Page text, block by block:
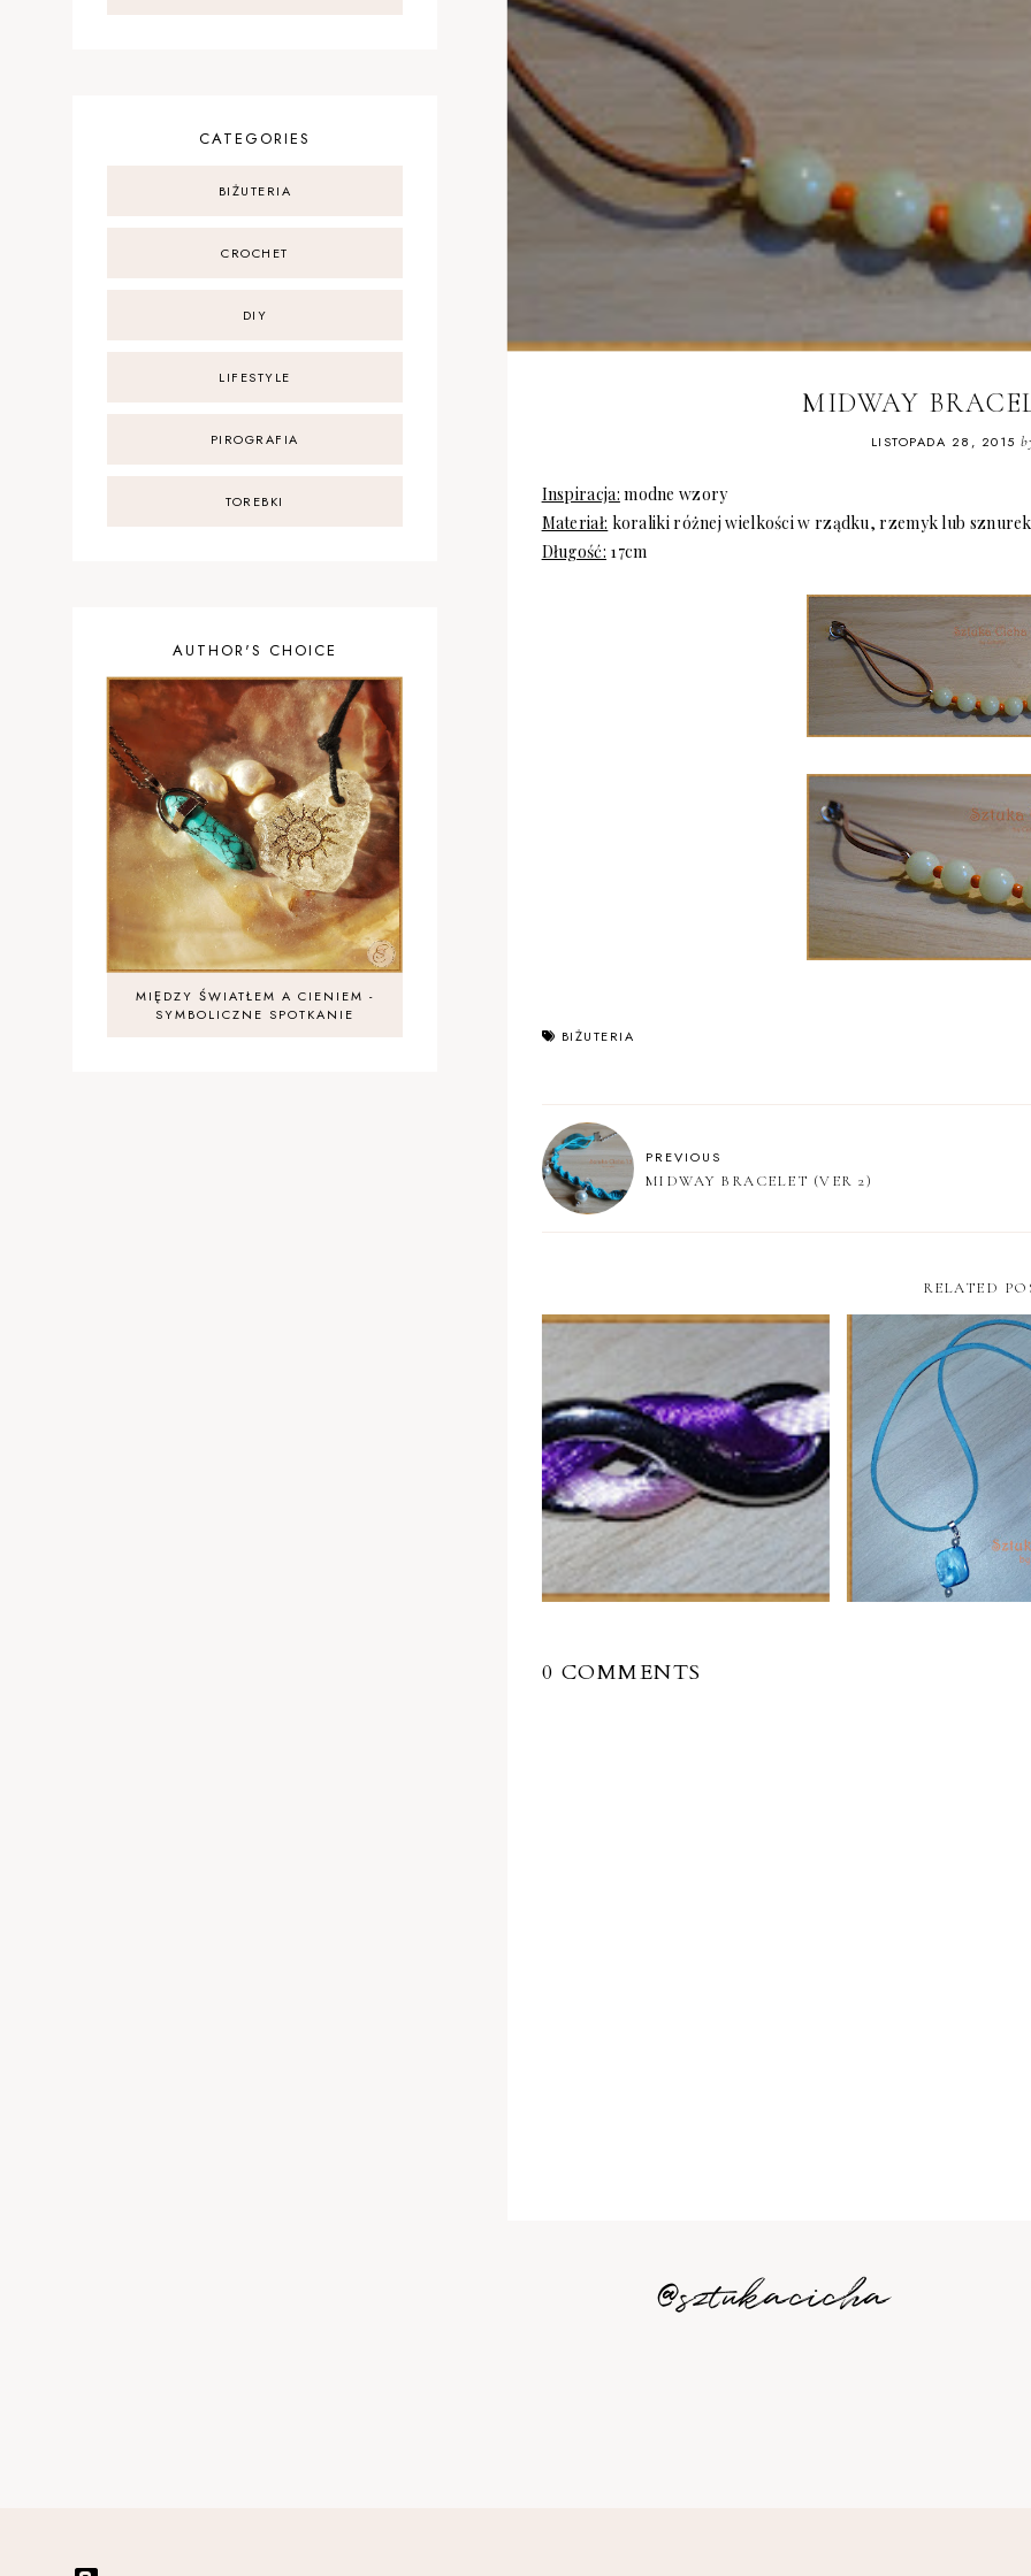
MIDWAY
LISTOPADA 28, 2015
Inspiracja: modne wzory
Materiał: koraliki różnej wielkości w rządku, rzemyk lub
Długość: 17cm
BIŻUTERIA
PREVIOUS
MIDWAY BRACELET (VER 2)
RELATED
0 COMMENTS
CATEGORIES
BIŻUTERIA
CROCHET
DIY
LIFESTYLE
PIROGRAFIA
TOREBKI
AUTHOR'S CHOICE
MIĘDZY ŚWIATŁEM A CIENIEM -
SYMBOLICZNE SPOTKANIE
@sztukacicha